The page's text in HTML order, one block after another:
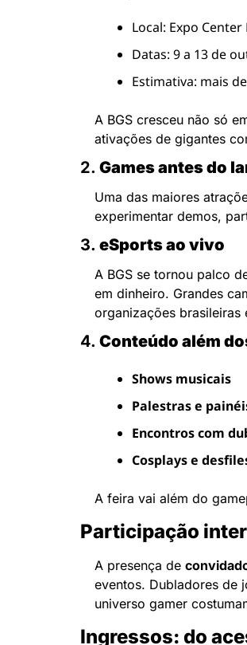
Local: Expo
Datas: 9 a 13 de
Estimativa: mais de
A BGS cresceu não só
ativações de gigantes
2. Games antes do
Uma das maiores
experimentar demos,
3. eSports ao vivo
A BGS se tornou palco
em dinheiro. Grandes
organizações brasileiras
4. Conteúdo além
Shows musicais
Palestras e
Encontros com
Cosplays e
A feira vai além do
Participação
A presença de
eventos. Dubladores de
universo gamer
Ingressos: do